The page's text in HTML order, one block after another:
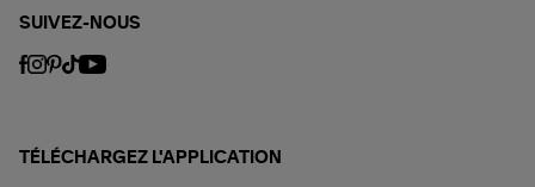
SUIVEZ-NOUS
TÉLÉCHARGEZ L'APPLICATION